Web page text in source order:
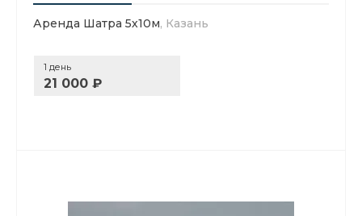
Аренда Шатра 5х10м, Казань
1 день
21 000 ₽